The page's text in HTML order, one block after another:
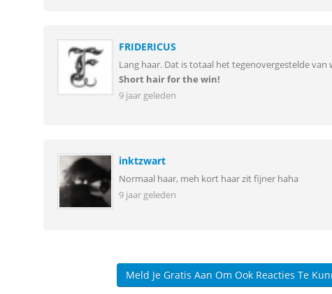
FRIDERICUS
Lang haar. Dat is totaal het tegenovergestelde van
Short hair for the win!
9 jaar geleden
inktzwart
Normaal haar, meh kort haar zit fijner haha
9 jaar geleden
Meld Je Gratis Aan Om Ook Reacties Te